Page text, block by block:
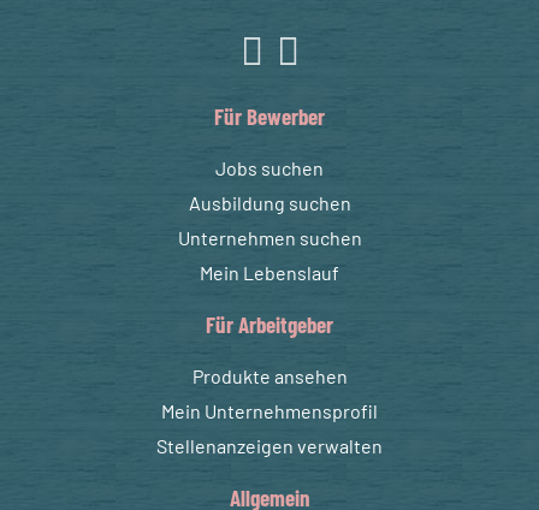
Für Bewerber
Jobs suchen
Ausbildung suchen
Unternehmen suchen
Mein Lebenslauf
Für Arbeitgeber
Produkte ansehen
Mein Unternehmensprofil
Stellenanzeigen verwalten
Allgemein